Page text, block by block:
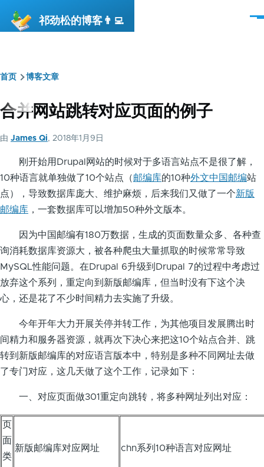
祁劲松的博客👨‍💻
菜
面
包
屑
首页 博客文章
合并网站跳转对应页面的例子
由 James Qi, 2018年1月9日
刚开始用Drupal网站的时候对于多语言站点不是很了解，
10种语言就单独做了10个站点（邮编库的10种外文中国邮编站
点），导致数据库庞大、维护麻烦，后来我们又做了一个新版
邮编库 ，一套数据库可以增加50种外文版本。
因为中国邮编有180万数据，生成的页面数量众多、各种查
询消耗数据库资源大，被各种爬虫大量抓取的时候常常导致
MySQL性能问题。在Drupal 6升级到Drupal 7的过程中考虑过
放弃这个系列，重定向到新版邮编库，但当时没有下这个决
心，还是花了不少时间精力去实施了升级。
今年开年大力开展关停并转工作，为其他项目发展腾出时
间精力和服务器资源，就再次下决心来把这10个站点合并、跳
转到新版邮编库的对应语言版本中，特别是多种不同网址去做
了专门对应，这几天做了这个工作，记录如下：
一、对应页面做301重定向跳转，将多种网址列出对应：
页
面
类
新版邮编库对应网址 chn系列10种语言对应网址